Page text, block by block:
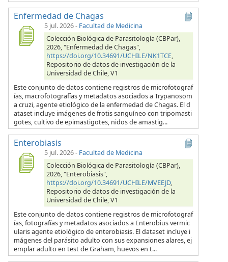
Enfermedad de Chagas
5 jul. 2026- Facultad de Medicina
Colección Biológica de Parasitología (CBPar),
2026, "Enfermedad de Chagas",
https://doi.org/10.34691/UCHILE/NK1TCE,
Repositorio de datos de investigación de la
Universidad de Chile, V1
Este conjunto de datos contiene registros de microfotograf
ías, macrofotografías y metadatos asociados a Trypanosom
a cruzi, agente etiológico de la enfermedad de Chagas. El d
ataset incluye imágenes de frotis sanguíneo con tripomasti
gotes, cultivo de epimastigotes, nidos de amastig...
Enterobiasis
5 jul. 2026- Facultad de Medicina
Colección Biológica de Parasitología (CBPar),
2026, "Enterobiasis",
https://doi.org/10.34691/UCHILE/MVEEJD,
Repositorio de datos de investigación de la
Universidad de Chile, V1
Este conjunto de datos contiene registros de microfotograf
ías, fotografías y metadatos asociados a Enterobius vermic
ularis agente etiológico de enterobiasis. El dataset incluye i
mágenes del parásito adulto con sus expansiones alares, ej
emplar adulto en test de Graham, huevos en t...